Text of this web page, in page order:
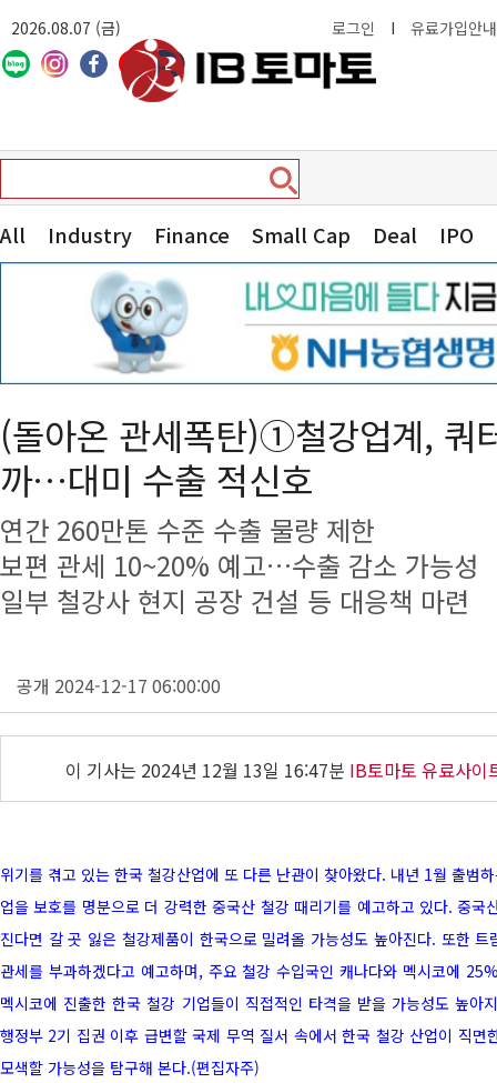
2026.08.07 (금) 로그인 I 유료가입안내
All Industry Finance Small Cap Deal IPO
(돌아온 관세폭탄)①철강업계, 쿼
까…대미 수출 적신호
연간 260만톤 수준 수출 물량 제한
보편 관세 10~20% 예고…수출 감소 가능성
일부 철강사 현지 공장 건설 등 대응책 마련
공개 2024-12-17 06:00:00
이 기사는 2024년 12월 13일 16:47분 IB토마토 유료사이
위기를 겪고 있는 한국 철강산업에 또 다른 난관이 찾아왔다. 내년 1월 출범
업을 보호를 명분으로 더 강력한 중국산 철강 때리기를 예고하고 있다. 중국
진다면 갈 곳 잃은 철강제품이 한국으로 밀려올 가능성도 높아진다. 또한
관세를 부과하겠다고 예고하며, 주요 철강 수입국인 캐나다와 멕시코에
멕시코에 진출한 한국 철강 기업들이 직접적인 타격을 받을 가능성도 높아
행정부 2기 집권 이후 급변할 국제 무역 질서 속에서 한국 철강 산업이 직면
모색할 가능성을 탐구해 본다.(편집자주)